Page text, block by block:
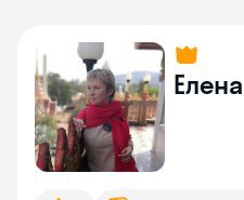
Елена